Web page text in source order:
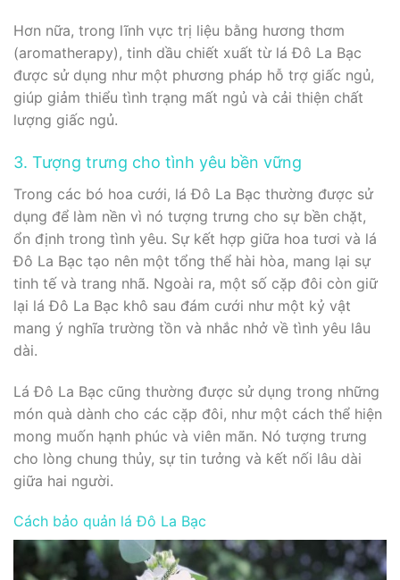
Hơn nữa, trong lĩnh vực trị liệu bằng hương thơm
(aromatherapy), tinh dầu chiết xuất từ lá Đô La Bạc
được sử dụng như một phương pháp hỗ trợ giấc ngủ,
giúp giảm thiểu tình trạng mất ngủ và cải thiện chất
lượng giấc ngủ.
3. Tượng trưng cho tình yêu bền vững
Trong các bó hoa cưới, lá Đô La Bạc thường được sử
dụng để làm nền vì nó tượng trưng cho sự bền chặt,
ổn định trong tình yêu. Sự kết hợp giữa hoa tươi và lá
Đô La Bạc tạo nên một tổng thể hài hòa, mang lại sự
tinh tế và trang nhã. Ngoài ra, một số cặp đôi còn giữ
lại lá Đô La Bạc khô sau đám cưới như một kỷ vật
mang ý nghĩa trường tồn và nhắc nhở về tình yêu lâu
dài.
Lá Đô La Bạc cũng thường được sử dụng trong những
món quà dành cho các cặp đôi, như một cách thể hiện
mong muốn hạnh phúc và viên mãn. Nó tượng trưng
cho lòng chung thủy, sự tin tưởng và kết nối lâu dài
giữa hai người.
Cách bảo quản lá Đô La Bạc